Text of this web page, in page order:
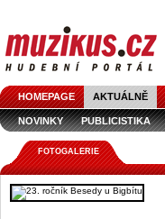
HOMEPAGE AKTUÁLNĚ
NOVINKY PUBLICISTIKA
FOTOGALERIE